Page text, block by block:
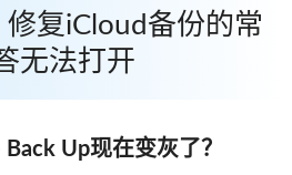
复iCloud备份的常
无法打开
Up现在变灰了？